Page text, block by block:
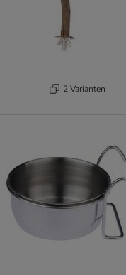
2 Varianten